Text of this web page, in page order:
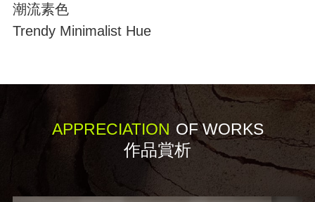
潮流素色
Trendy Minimalist Hue
APPRECIATION OF WORKS
作品賞析